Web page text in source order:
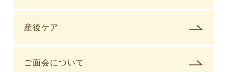
産後ケア
ご面会について